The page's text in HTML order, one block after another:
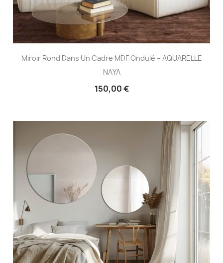
Miroir Rond Dans Un Cadre MDF Ondulé – AQUARELLE
NAYA
150,00 €